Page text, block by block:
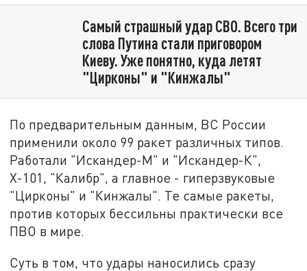
Самый страшный удар СВО. Всего три
слова Путина стали приговором
Киеву. Уже понятно, куда летят
"Цирконы" и "Кинжалы"
По предварительным данным, ВС России
применили около 99 ракет различных типов.
Работали "Искандер-М" и "Искандер-К",
Х-101, "Калибр", а главное - гиперзвуковые
"Цирконы" и "Кинжалы". Те самые ракеты,
против которых бессильны практически все
ПВО в мире.
Суть в том, что удары наносились сразу